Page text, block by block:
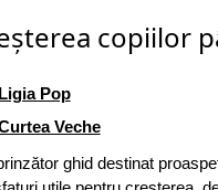
copiilor
Pop
Veche
ghid destinat